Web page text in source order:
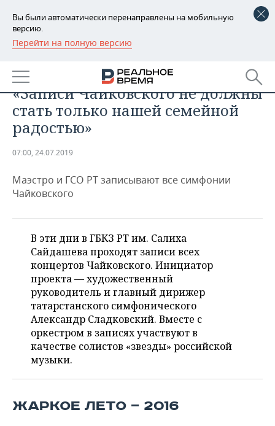
Вы были автоматически перенаправлены на мобильную
версию.
Перейти на полную версию
РЕГИОНЫ
БАШКОРТОСТАН
ТАТАРСТАН
УДМУРТИЯ
НОВОСТИ
АНАЛИТИКА
НОВОСТИ АНАЛИТИКИ
ДЕКЛАРАЦИИ О ДОХОДАХ
КОРОЛИ ГОСЗАКАЗА ПФО
КОМУ ПРИНАДЛЕЖАТ
ТОРГОВЫЕ ЦЕНТРЫ
ТАТАРСТАНА
ЭКОНОМИКА
НОВОСТИ ЭКОНОМИКИ
ФИНАНСЫ
БЮДЖЕТ
ИНВЕСТИЦИИ
ПРОМЫШЛЕННОСТЬ
НОВОСТИ
ПРОМЫШЛЕННОСТИ
АГРОПРОМ
МАШИНОСТРОЕНИЕ
НЕФТЕХИМИЯ
НЕФТЬ
ОПК
ЭНЕРГЕТИКА
НЕДВИЖИМОСТЬ
НОВОСТИ АВТО
БИЗНЕС
НОВОСТИ БИЗНЕСА
РОЗНИЧНАЯ ТОРГОВЛЯ
ТРАНСПОРТ
ТЕХНОЛОГИИ
НОВОСТИ ТЕХНОЛОГИЙ
ТЕЛЕКОММУНИКАЦИИ
МЕРОПРИЯТИЯ
НОВОСТИ МЕРОПРИЯТИЙ
БИЗНЕС-БРАНЧИ
ONLINE-КОНФЕРЕНЦИИ
СПОРТ
ФУТБОЛ
ХОККЕЙ
ОБЩЕСТВО
НОВОСТИ ОБЩЕСТВА
ВЛАСТЬ
ФОТОГАЛЕРЕЯ
СЮЖЕТЫ
Александр Сладковский:
«Записи Чайковского не должны
стать только нашей семейной
радостью»
07:00, 24.07.2019
Маэстро и ГСО РТ записывают все симфонии
Чайковского
В эти дни в ГБКЗ РТ им. Салиха
Сайдашева проходят записи всех
концертов Чайковского. Инициатор
проекта — художественный
руководитель и главный дирижер
татарстанского симфонического
Александр Сладковский. Вместе с
оркестром в записях участвуют в
качестве солистов «звезды» российской
музыки.
ЖАРКОЕ ЛЕТО — 2016